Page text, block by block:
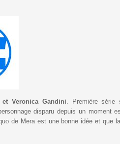
Veronica Gandini. Première série
disparu depuis un moment
de Mera est une bonne idée et que